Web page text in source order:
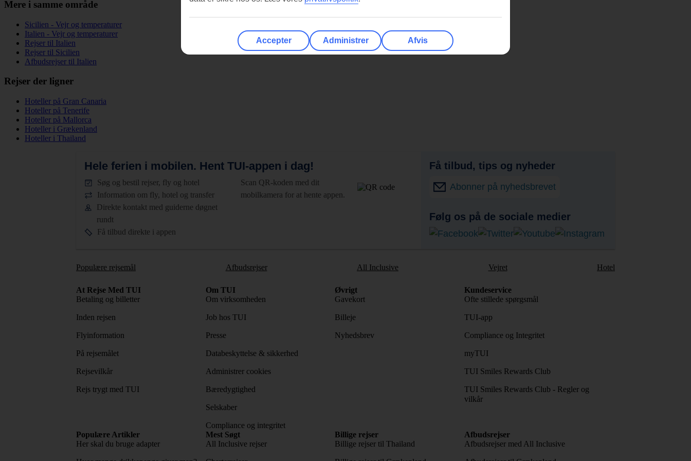
Mere i samme område
Sicilien - Vejr og temperaturer
Italien - Vejr og temperaturer
Rejser til Italien
Rejser til Sicilien
Afbudsrejser til Italien
Rejser der ligner
Hoteller på Gran Canaria
Hoteller på Tenerife
Hoteller på Mallorca
Hoteller i Grækenland
Hoteller i Thailand
Hele ferien i mobilen. Hent TUI-appen i dag!
Søg og bestil rejser, fly og hotel
Information om fly, hotel og transfer
Direkte kontakt med guiderne døgnet
rundt
Få tilbud direkte i appen
Scan QR-koden med dit
mobilkamera for at hente appen.
Få tilbud, tips og nyheder
Abonner på nyhedsbrevet
Følg os på de sociale medier
Populære rejsemål Afbudsrejser All Inclusive Vejret Hotel
At Rejse Med TUI
Betaling og billetter
Inden rejsen
Flyinformation
På rejsemålet
Rejsevilkår
Rejs trygt med TUI
Om TUI
Om virksomheden
Job hos TUI
Presse
Databeskyttelse & sikkerhed
Administrer cookies
Bæredygtighed
Selskaber
Compliance og integritet
Øvrigt
Gavekort
Billeje
Nyhedsbrev
Kundeservice
Ofte stillede spørgsmål
TUI-app
Compliance og Integritet
myTUI
TUI Smiles Rewards Club
TUI Smiles Rewards Club - Regler og
vilkår
Populære Artikler
Her skal du bruge adapter
Mest Søgt
All Inclusive rejser
Billige rejser
Billige rejser til Thailand
Afbudsrejser
Afbudsrejser med All Inclusive
Accepter Administrer Afvis